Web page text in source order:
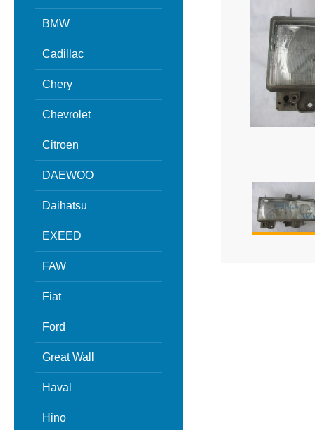
BMW
Cadillac
Chery
Chevrolet
Citroen
DAEWOO
Daihatsu
EXEED
FAW
Fiat
Ford
Great Wall
Haval
Hino